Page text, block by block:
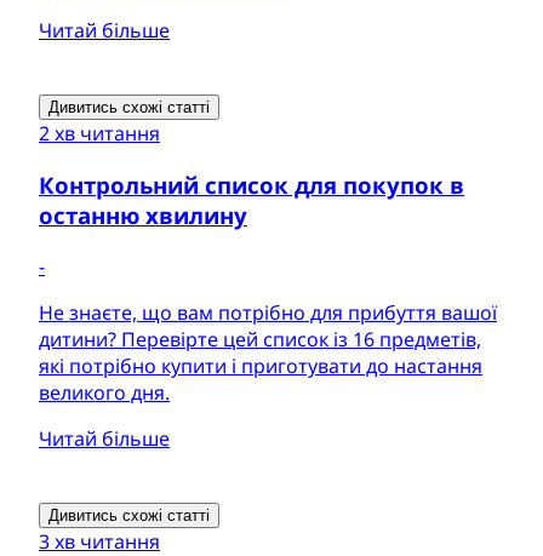
Читай більше
Дивитись схожі статті
2 хв читання
Контрольний список для покупок в
останню хвилину
-
Не знаєте, що вам потрібно для прибуття вашої
дитини? Перевірте цей список із 16 предметів,
які потрібно купити і приготувати до настання
великого дня.
Читай більше
Дивитись схожі статті
3 хв читання